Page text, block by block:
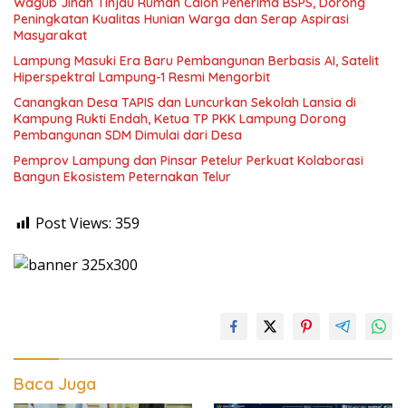
Peningkatan Kualitas Hunian Warga dan Serap Aspirasi
Masyarakat
Lampung Masuki Era Baru Pembangunan Berbasis AI, Satelit
Hiperspektral Lampung-1 Resmi Mengorbit
Canangkan Desa TAPIS dan Luncurkan Sekolah Lansia di
Kampung Rukti Endah, Ketua TP PKK Lampung Dorong
Pembangunan SDM Dimulai dari Desa
Pemprov Lampung dan Pinsar Petelur Perkuat Kolaborasi
Bangun Ekosistem Peternakan Telur
Post Views: 359
Baca Juga